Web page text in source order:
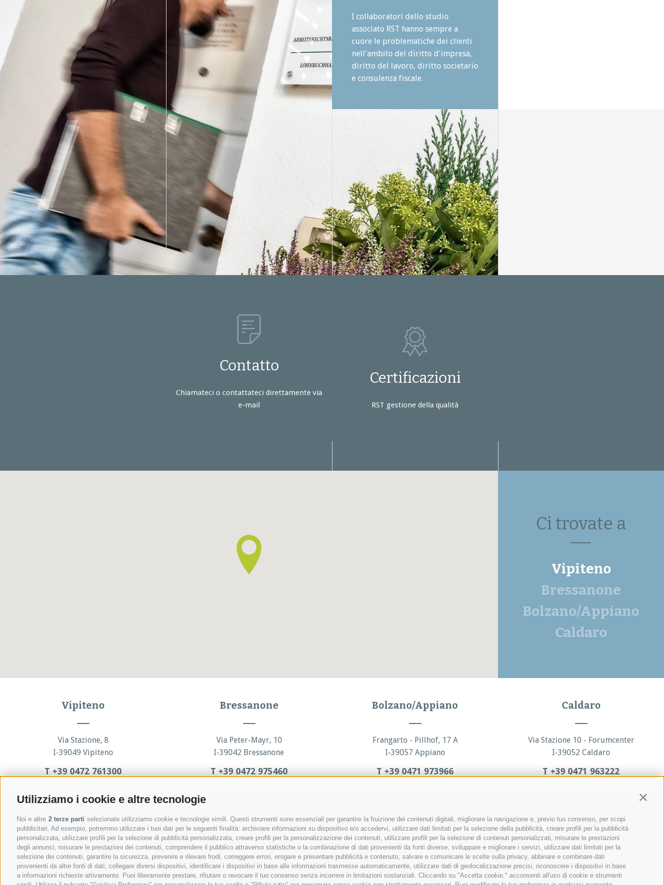
Utilizziamo i cookie e altre tecnologie
Noi e altre 2 terze parti selezionate utilizziamo cookie e tecnologie simili. Questi strumenti sono essenziali per garantire la fruizione dei contenuti digitali, migliorare la navigazione e, previo tuo consenso, per scopi
pubblicitari. Ad esempio, potremmo utilizzare i tuoi dati per le seguenti finalità: archiviare informazioni su dispositivo e/o accedervi, utilizzare dati limitati per la selezione della pubblicità, creare profili per la pubblicità
personalizzata, utilizzare profili per la selezione di pubblicità personalizzata, creare profili per la personalizzazione dei contenuti, utilizzare profili per la selezione di contenuti personalizzati, misurare le prestazioni
degli annunci, misurare le prestazioni dei contenuti, comprendere il pubblico attraverso statistiche o la combinazione di dati provenienti da fonti diverse, sviluppare e migliorare i servizi, utilizzare dati limitati per la
selezione dei contenuti, garantire la sicurezza, prevenire e rilevare frodi, correggere errori, erogare e presentare pubblicità e contenuto, salvare e comunicare le scelte sulla privacy, abbinare e combinare dati
provenienti da altre fonti di dati, collegare diversi dispositivi, identificare i dispositivi in base alle informazioni trasmesse automaticamente, utilizzare dati di geolocalizzazione precisi, riconoscere i dispositivi in base
a informazioni richieste attivamente. Puoi liberamente prestare, rifiutare o revocare il tuo consenso senza incorrere in limitazioni sostanziali. Cliccando su "Accetta cookie," acconsenti all'uso di cookie e strumenti
I collaboratori dello studio
associato RST hanno sempre a
cuore le problematiche dei clienti
nell'ambito del diritto d'impresa,
diritto del lavoro, diritto societario
e consulenza fiscale.
Contatto
Chiamateci o contattateci direttamente via
e-mail
Certificazioni
RST gestione della qualità
Ci trovate a
Vipiteno
Bressanone
Bolzano/Appiano
Caldaro
Vipiteno
Via Stazione, 8
I-39049 Vipiteno
T +39 0472 761300
Bressanone
Via Peter-Mayr, 10
I-39042 Bressanone
T +39 0472 975460
Bolzano/Appiano
Frangarto - Pillhof, 17 A
I-39057 Appiano
T +39 0471 973966
Caldaro
Via Stazione 10 - Forumcenter
I-39052 Caldaro
T +39 0471 963222
PEC: